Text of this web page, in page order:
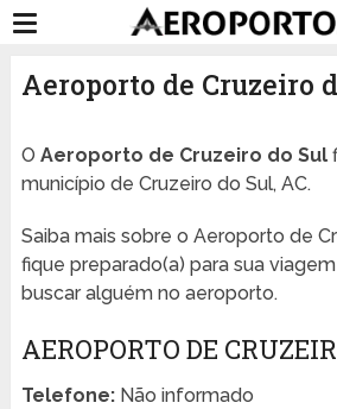
Aeroporto de Cruzeiro
O Aeroporto de Cruzeiro do Sul
município de Cruzeiro do Sul, AC.
Saiba mais sobre o Aeroporto de
fique preparado(a) para sua
buscar alguém no aeroporto.
AEROPORTO DE
Telefone:Não informado